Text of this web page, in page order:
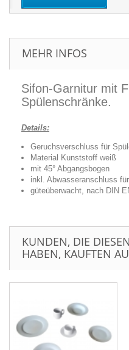
MEHR INFOS
Sifon-Garnitur mit
Spülenschränke.
Details:
Geruchsverschluss für
Material Kunststoff weiß
mit 45° Abgangsbogen
inkl. Abwasseranschluss
güteüberwacht, nach DIN
KUNDEN, DIE
HABEN, KAUFTEN